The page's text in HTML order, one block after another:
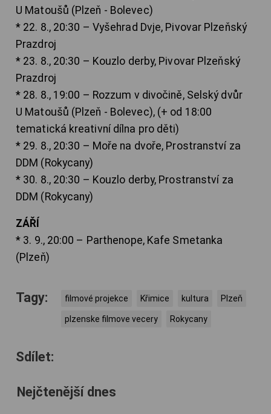
U Matoušů (Plzeň - Bolevec)
* 22. 8., 20:30 – Vyšehrad Dvje, Pivovar Plzeňský
Prazdroj
* 23. 8., 20:30 – Kouzlo derby, Pivovar Plzeňský
Prazdroj
* 28. 8., 19:00 – Rozzum v divočině, Selský dvůr
U Matoušů (Plzeň - Bolevec), (+ od 18:00
tematická kreativní dílna pro děti)
* 29. 8., 20:30 – Moře na dvoře, Prostranství za
DDM (Rokycany)
* 30. 8., 20:30 – Kouzlo derby, Prostranství za
DDM (Rokycany)
ZÁŘÍ
* 3. 9., 20:00 – Parthenope, Kafe Smetanka
(Plzeň)
Tagy: filmové projekce Křimice kultura Plzeň
plzenske filmove vecery Rokycany
Sdílet:
Nejčtenější dnes